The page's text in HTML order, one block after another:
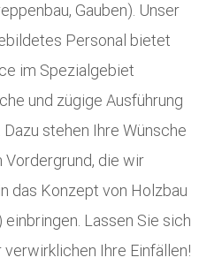
Gauben). Unser
Personal bietet
im Spezialgebiet
und zügige Ausführung
stehen Ihre Wünsche
Vordergrund, die wir
das Konzept von Holzbau
einbringen. Lassen Sie sich
Ihre Einfällen!